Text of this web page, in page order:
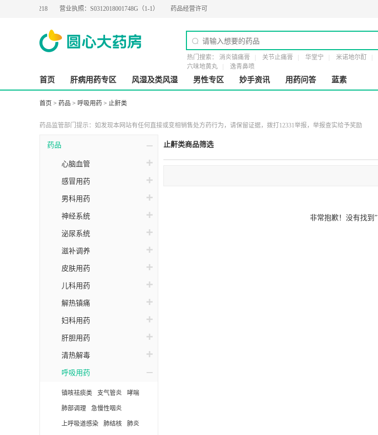
营业执照：S0312018001748G（1-1） 药品经营许可证：
热门搜索： 消炎镇痛膏 关节止痛膏 华堂宁 米诺地尔酊
六味地黄丸
逸青鼻喷
首页 肝病用药专区 风湿及类风湿 男性专区 妙手资讯 用药问答 蓝素
首页 > 药品 > 呼吸用药 > 止鼾类
药品监管部门提示：如发现本网站有任何直接或变相销售处方药行为，请保留证据，拨打12331举报，举报查实给予奖励
药品
心脑血管
感冒用药
男科用药
神经系统
泌尿系统
滋补调养
皮肤用药
儿科用药
解热镇痛
妇科用药
肝胆用药
清热解毒
呼吸用药
镇咳祛痰类 支气管炎 哮喘
肺部调理 急慢性咽炎
上呼吸道感染 肺结核 肺炎
止鼾类商品筛选
非常抱歉！没有找到”